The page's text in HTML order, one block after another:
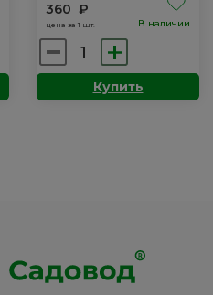
360 ₽
цена за 1 шт. В наличии
Количество
товара
Облепиха:Купить